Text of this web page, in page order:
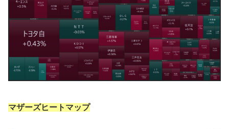
マザーズヒートマップ